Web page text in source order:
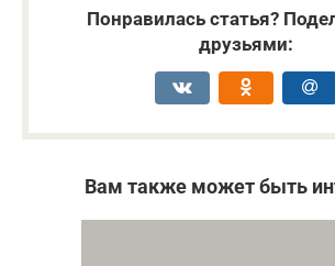
Понравилась статья?
друзьями:
Вам также может быть